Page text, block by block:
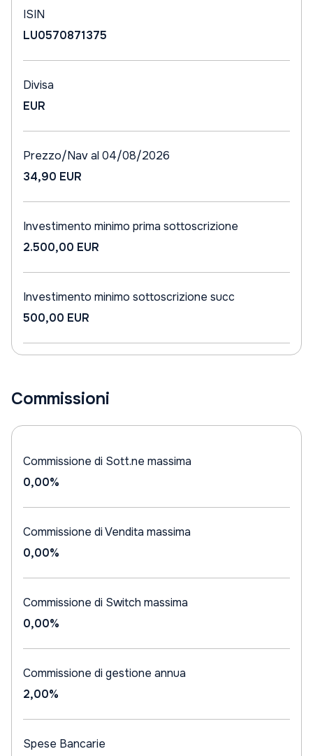
ISIN
LU0570871375
Divisa
EUR
Prezzo/Nav al 04/08/2026
34,90 EUR
Investimento minimo prima sottoscrizione
2.500,00 EUR
Investimento minimo sottoscrizione succ
500,00 EUR
Commissioni
Commissione di Sott.ne massima
0,00%
Commissione di Vendita massima
0,00%
Commissione di Switch massima
0,00%
Commissione di gestione annua
2,00%
Spese Bancarie